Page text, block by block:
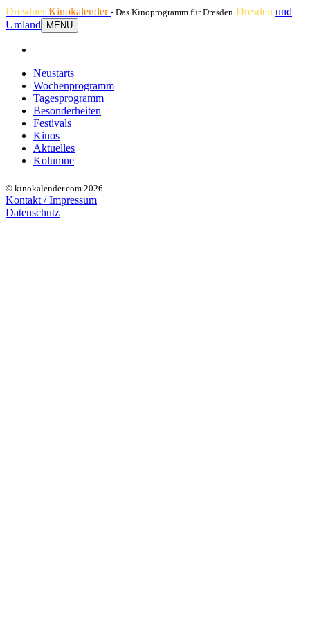
DresdnerKinokalender - Das Kinoprogramm für Dresden Dresden und
Umland
MENU
Neustarts
Wochenprogramm
Tagesprogramm
Besonderheiten
Festivals
Kinos
Aktuelles
Kolumne
© kinokalender.com 2026
Kontakt / Impressum
Datenschutz